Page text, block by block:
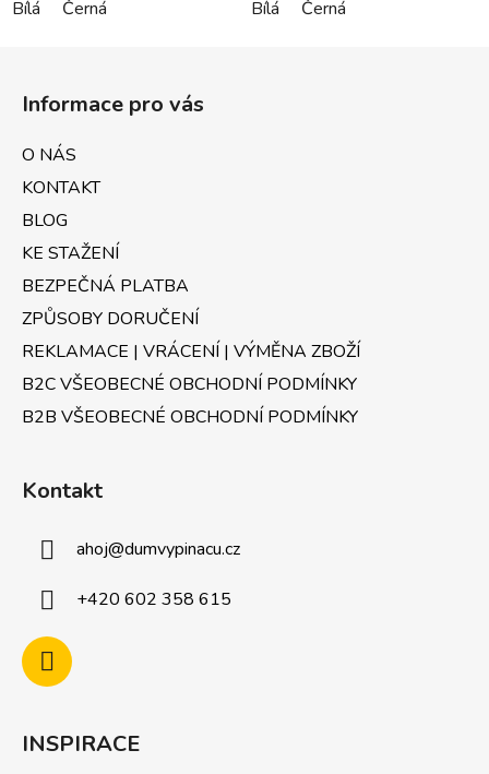
Bílá Černá Bílá Černá
Informace pro vás
O NÁS
KONTAKT
BLOG
KE STAŽENÍ
BEZPEČNÁ PLATBA
ZPŮSOBY DORUČENÍ
REKLAMACE | VRÁCENÍ | VÝMĚNA ZBOŽÍ
B2C VŠEOBECNÉ OBCHODNÍ PODMÍNKY
B2B VŠEOBECNÉ OBCHODNÍ PODMÍNKY
Kontakt
ahoj@dumvypinacu.cz
+420 602 358 615
INSPIRACE